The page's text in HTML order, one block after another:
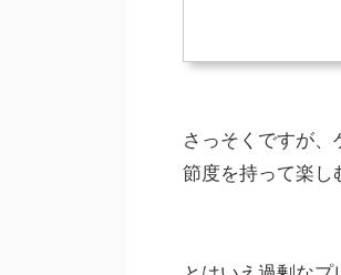
さっそくですが、
節度を持って楽し